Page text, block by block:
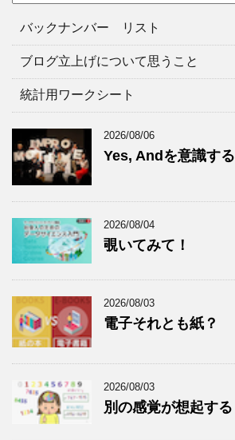
イ
リ
バックナンバー リスト
ブログ立上げについて思うこと
統計用ワークシート
2026/08/06
Yes, Andを意識する
2026/08/04
覗いてみて！
2026/08/03
電子それとも紙？
2026/08/03
別の感覚が想起する